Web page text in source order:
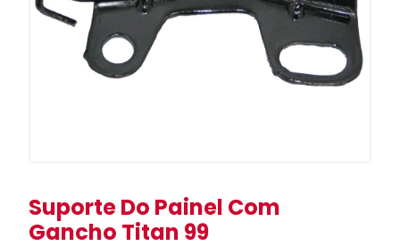
Suporte Do Painel Com
Gancho Titan 99